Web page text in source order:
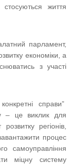
життя
парламент,
економіки, а
з участі
справи”
– це виклик для
регіонів,
процес
самоуправління
міцну систему